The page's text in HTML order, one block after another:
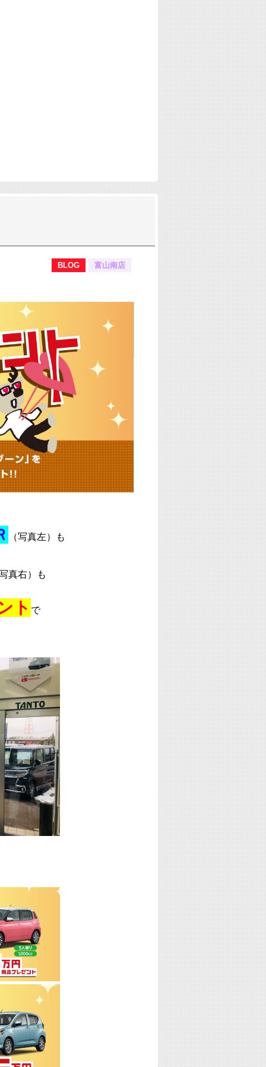
BLOG 富山南店
（写真左）も
真右）も
ト で